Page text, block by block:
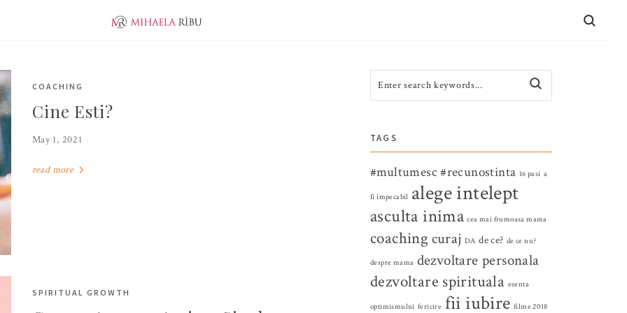
EVOLUTION JUNIOR PUBLISHER
COACHING
Cine Esti?
May 1, 2021
read more
SPIRITUAL GROWTH
TAGS
#multumesc #recunostinta 16 pasi a
fi impecabil alege intelept
asculta inima cea mai frumoasa mama
coaching curaj DA de ce? de ce nu?
despre mama dezvoltare personala
dezvoltare spirituala esenta
optimismului fericire fii iubire filme 2018